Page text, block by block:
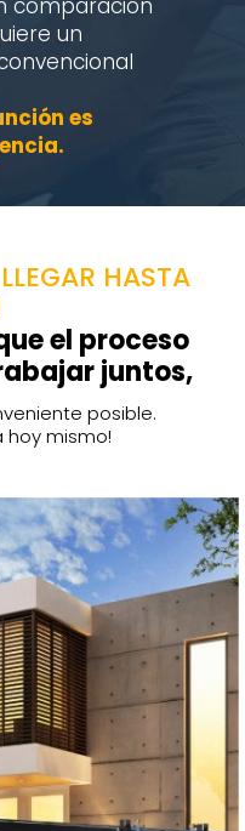
un
es
HASTA
el proceso
juntos,
posible.
hoy mismo!